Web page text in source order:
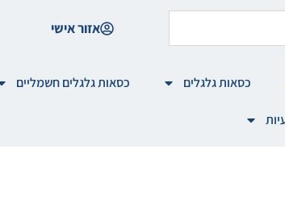
אזור אישי
כסאות גלגלים כסאות גלגלים חשמליים